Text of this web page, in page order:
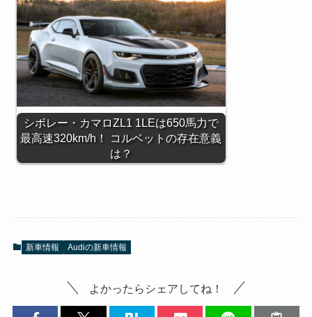
シボレー・カマロZL1 1LEは650馬力で
最高速320km/h！ コルベットの存在意義
は？
新車情報 Audiの新車情報
よかったらシェアしてね！